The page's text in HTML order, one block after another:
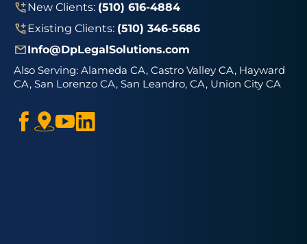
New Clients: (510) 616-4884
Existing Clients: (510) 346-5686
Info@DpLegalSolutions.com
Also Serving: Alameda CA, Castro Valley CA, Hayward
CA, San Lorenzo CA, San Leandro, CA, Union City CA